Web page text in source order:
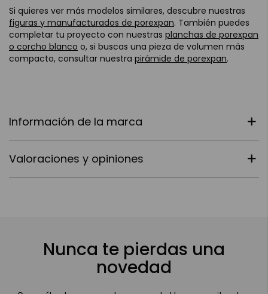
Si quieres ver más modelos similares, descubre nuestras
figuras y manufacturados de porexpan. También puedes
completar tu proyecto con nuestras planchas de porexpan
o corcho blanco o, si buscas una pieza de volumen más
compacto, consultar nuestra pirámide de porexpan.
Información de la marca
Valoraciones y opiniones
Nunca te pierdas una
novedad